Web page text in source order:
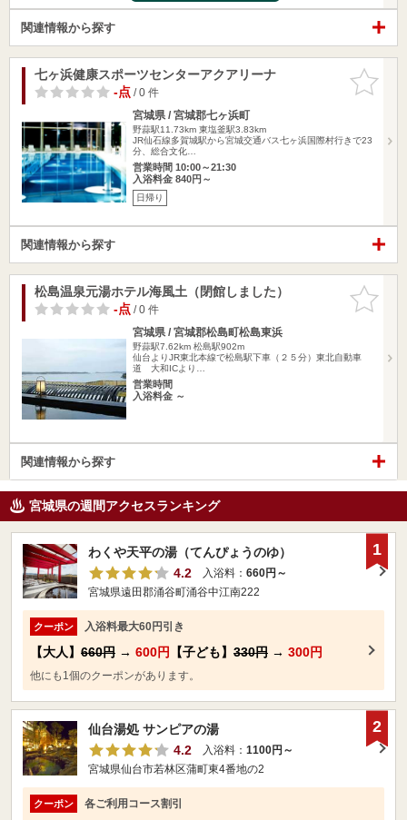
関連情報から探す
お気に入
りに追加
七ヶ浜健康スポーツセンターアクアリーナ
-点/ 0 件
宮城県 / 宮城郡七ヶ浜町
野蒜駅11.73km 東塩釜駅3.83km
JR仙石線多賀城駅から宮城交通バス七ヶ浜国際村行きで23
分、総合文化…
営業時間 10:00～21:30
入浴料金 840円～
日帰り
関連情報から探す
お気に入
りに追加
松島温泉元湯ホテル海風土（閉館しました）
-点/ 0 件
宮城県 / 宮城郡松島町松島東浜
野蒜駅7.62km 松島駅902m
仙台よりJR東北本線で松島駅下車（２５分）東北自動車
道 大和ICより…
営業時間
入浴料金 ～
関連情報から探す
宮城県の週間アクセスランキング
わくや天平の湯（てんぴょうのゆ）
4.2
入浴料： 660円～
宮城県遠田郡涌谷町涌谷中江南222
クーポン 入浴料最大60円引き
【大人】 660円 → 600円 【子ども】 330円 → 300円
他にも1個のクーポンがあります。
1
仙台湯処 サンピアの湯
4.2
入浴料： 1100円～
宮城県仙台市若林区蒲町東4番地の2
クーポン 各ご利用コース割引
2